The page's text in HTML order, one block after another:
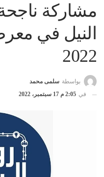
مشاركة
النيل في
2022
بواسطة سلمى محمد
في 2:05 م 17 سبتمبر، 2022